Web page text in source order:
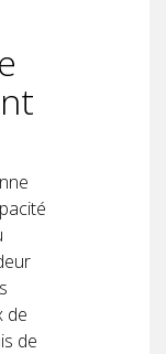
de
de